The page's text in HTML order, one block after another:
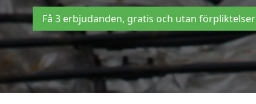
Få 3 erbjudanden, gratis och utan förpliktelser